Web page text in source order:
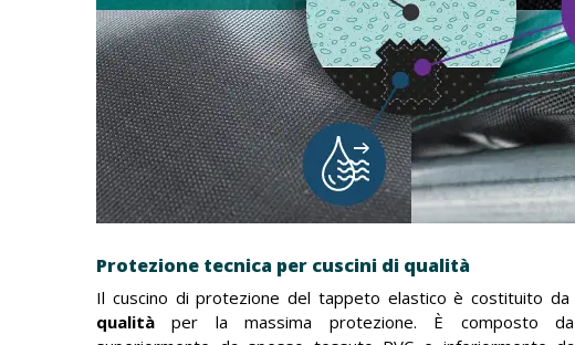
Protezione tecnica per cuscini di qualità
Il cuscino di protezione del tappeto elastico è costituito da
qualità per la massima protezione. È composto